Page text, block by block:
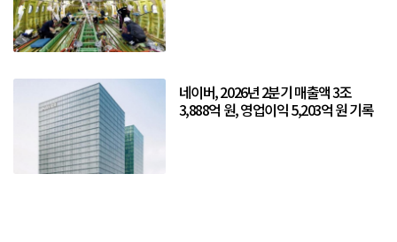
네이버, 2026년 2분기 매출액 3조
3,888억 원, 영업이익 5,203억 원 기록